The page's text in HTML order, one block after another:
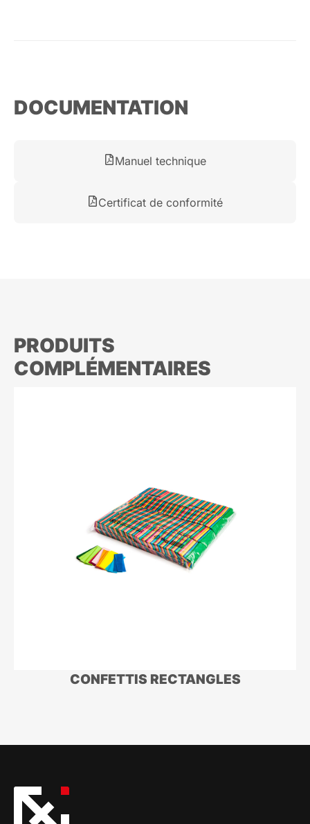
DOCUMENTATION
Manuel technique
Certificat de conformité
PRODUITS
COMPLÉMENTAIRES
CONFETTIS RECTANGLES